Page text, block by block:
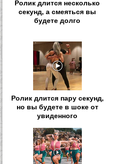
Ролик длится несколько
секунд, а смеяться вы
будете долго
Ролик длится пару секунд,
но вы будете в шоке от
увиденного